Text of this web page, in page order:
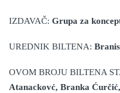
IZDAVAČ: Grupa za
UREDNIK BILTENA:
OVOM BROJU BILTENA
Atanackovć, Branka